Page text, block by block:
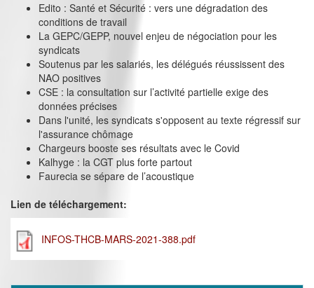
Edito : Santé et Sécurité : vers une dégradation des
conditions de travail
La GEPC/GEPP, nouvel enjeu de négociation pour les
syndicats
Soutenus par les salariés, les délégués réussissent des
NAO positives
CSE : la consultation sur l’activité partielle exige des
données précises
Dans l'unité, les syndicats s'opposent au texte régressif sur
l'assurance chômage
Chargeurs booste ses résultats avec le Covid
Kalhyge : la CGT plus forte partout
Faurecia se sépare de l’acoustique
Lien de téléchargement:
INFOS-THCB-MARS-2021-388.pdf